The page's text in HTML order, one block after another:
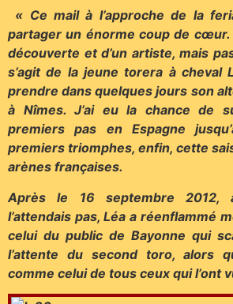
« Ce mail à l’approche de la
partager un énorme coup de cœur.
découverte et d’un artiste, mais
s’agit de la jeune torera à cheval
prendre dans quelques jours son
à Nîmes. J’ai eu la chance de
premiers pas en Espagne
premiers triomphes, enfin, cette
arènes françaises.
Après le 16 septembre
l’attendais pas, Léa a réenflammé
celui du public de Bayonne qui
l’attente du second toro, alors
comme celui de tous ceux qui l’ont